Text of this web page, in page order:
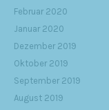
Februar 2020
Januar 2020
Dezember 2019
Oktober 2019
September 2019
August 2019